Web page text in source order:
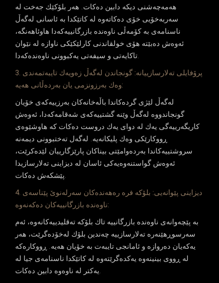
هه‌مه‌چه‌شنی دیكه‌ دابین ده‌كات. هه‌ر بلۆكێك جه‌خت له‌
سه‌ربه‌خۆیی خۆی ده‌كاته‌وه‌ له‌ كاتێكدا به‌ ئاسانی له‌گه‌ڵ
ناسنامه‌ی به‌ كۆمه‌ڵی ناوه‌نده‌ بازرگانییه‌كه‌دا هاوئاهه‌نگه‌،
ئه‌وه‌ش ده‌بێته‌ هۆی خولقاندنی كارلێكێكی ناوازه‌ له‌ نێوان
تاكایه‌تی و سیفه‌تی یه‌كبوونی ناوه‌نده‌كه‌دا.
3. پرۆفایلی ته‌لارسازییانه‌: گونجاندن له‌گه‌ڵ زه‌ویه‌ك تایبه‌تمه‌ندی
وه‌ك به‌رزونزمی یان به‌رده‌ڵانی هه‌یه‌:
له‌گه‌ڵ لێژی گرده‌كاندا باڵه‌خانه‌كان به‌رزییه‌كه‌ی خۆیان
گونجاندووه‌ له‌گه‌ڵ وێنه‌ گشتییه‌كه‌ی شه‌قامه‌كه‌دا، ئه‌وه‌ش
كاریگه‌رییه‌گی یه‌ك له‌ دوای یه‌ك دروست ده‌كات كه‌ هاوشێوه‌ی
ڕووكارێكی وه‌ك پلیكانه‌یه‌. له‌گه‌ل ته‌ختبوونی دیمه‌نه‌
سروشتییه‌كاندا به‌رده‌وامێتی بیناكان پارێزگارییان لێده‌كرێت،
ئه‌وه‌ش گواستنه‌وه‌یه‌كی ئاسان له‌ دیزاینی ته‌لارسازیدا
پێشكه‌ش ده‌كات.
4. دیزاینی پێوانه‌یی: بلۆكه‌ فره‌ ره‌هه‌نده‌كان سه‌رله‌نوێ پێناسه‌ی
ناوه‌نده‌ بازرگانییه‌كان ده‌كه‌نه‌وه‌:
به‌ پێچه‌وانه‌ی ناوه‌نده‌ بازرگانییه‌ تاك بلۆكه‌ ته‌قلیدییه‌كانه‌وه‌، ئه‌م
سه‌رسوڕهێنه‌ره‌ ته‌لارسازییه‌ چه‌ندین بلۆك له‌خۆده‌گرێت، هه‌ر
یه‌كه‌یان ده‌روازه‌ و ئامانجی تایبه‌ت به‌ خۆیان هه‌یه‌. ڕووكاره‌كه‌
له‌ ڕووی بینینه‌وه‌ یه‌كده‌گرێته‌وه‌ له‌ كاتێكدا ناسنامه‌ی جیا له‌
یه‌كتر له‌ ناوه‌وه‌ دابین ده‌كات.